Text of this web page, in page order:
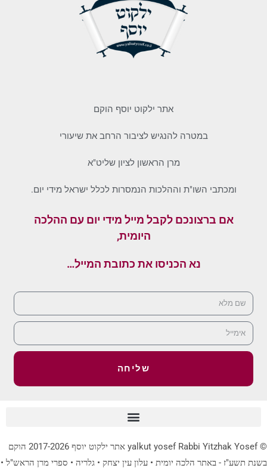
אתר ילקוט יוסף הוקם
במטרה להנגיש לציבור הרחב את שיעורי
מרן הראשון לציון שליט"א
ומכתבי השו"ת וההלכות הנמסרות לכלל ישראל מידי יום.
אם ברצונכם לקבל מייל מידי יום עם ההלכה
היומית,
נא הכניסו את כתובת המייל…
שליחה
© yalkut yosef Rabbi Yitzhak Yosef אתר ילקוט יוסף 2017-2026 הוקם
בשנת תשע"ז - באתר הלכה יומית • עלון עין יצחק • גלריה • ספרי מרן הראש"ל •